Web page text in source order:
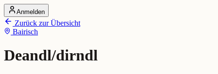
Startseite
Alle Dialekte
Dialekte vergleichen
Dialekt-Karte
Ranking
Anmelden
Zurück zur Übersicht
Bairisch
Deandl/dirndl